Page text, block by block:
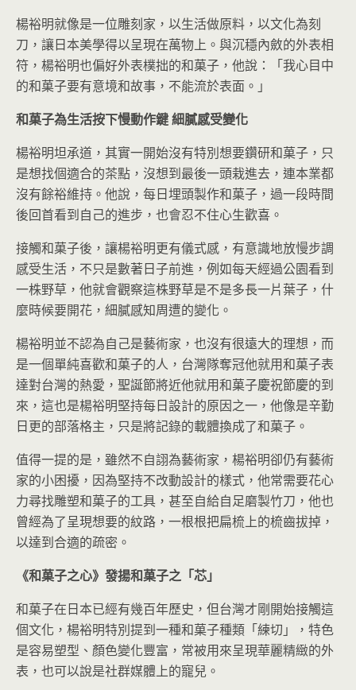
楊裕明就像是一位雕刻家，以生活做原料，以文化為刻
刀，讓日本美學得以呈現在萬物上。與沉穩內斂的外表相
符，楊裕明也偏好外表樸拙的和菓子，他說：「我心目中
的和菓子要有意境和故事，不能流於表面。」
和菓子為生活按下慢動作鍵細膩感受變化
楊裕明坦承道，其實一開始沒有特別想要鑽研和菓子，只
是想找個適合的茶點，沒想到最後一頭栽進去，連本業都
沒有餘裕維持。他說，每日埋頭製作和菓子，過一段時間
後回首看到自己的進步，也會忍不住心生歡喜。
接觸和菓子後，讓楊裕明更有儀式感，有意識地放慢步調
感受生活，不只是數著日子前進，例如每天經過公園看到
一株野草，他就會觀察這株野草是不是多長一片葉子，什
麼時候要開花，細膩感知周遭的變化。
楊裕明並不認為自己是藝術家，也沒有很遠大的理想，而
是一個單純喜歡和菓子的人，台灣隊奪冠他就用和菓子表
達對台灣的熱愛，聖誕節將近他就用和菓子慶祝節慶的到
來，這也是楊裕明堅持每日設計的原因之一，他像是辛勤
日更的部落格主，只是將記錄的載體換成了和菓子。
值得一提的是，雖然不自詡為藝術家，楊裕明卻仍有藝術
家的小困擾，因為堅持不改動設計的樣式，他常需要花心
力尋找雕塑和菓子的工具，甚至自給自足磨製竹刀，他也
曾經為了呈現想要的紋路，一根根把扁梳上的梳齒拔掉，
以達到合適的疏密。
《和菓子之心》發揚和菓子之「芯」
和菓子在日本已經有幾百年歷史，但台灣才剛開始接觸這
個文化，楊裕明特別提到一種和菓子種類「練切」，特色
是容易塑型、顏色變化豐富，常被用來呈現華麗精緻的外
表，也可以說是社群媒體上的寵兒。